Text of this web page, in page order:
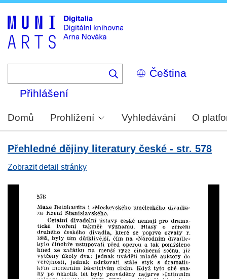
Select
your
Přihlášení
Domů Prohlížení Vyhledávání O
Přehledné dějiny literatury české - str. 578
Zobrazit detail stránky